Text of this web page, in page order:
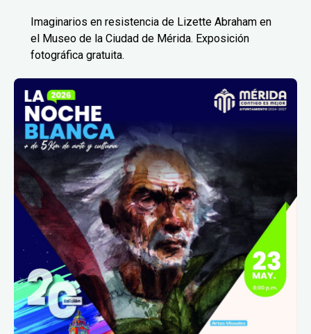
Imaginarios en resistencia de Lizette Abraham en
el Museo de la Ciudad de Mérida. Exposición
fotográfica gratuita.